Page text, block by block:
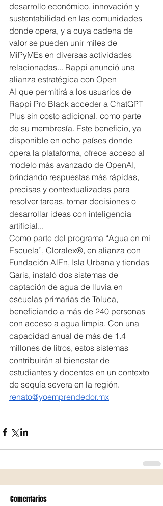
desarrollo económico, innovación y
sustentabilidad en las comunidades
donde opera, y a cuya cadena de
valor se pueden unir miles de
MiPyMEs en diversas actividades
relacionadas... Rappi anunció una
alianza estratégica con Open
AI que permitirá a los usuarios de
Rappi Pro Black acceder a ChatGPT
Plus sin costo adicional, como parte
de su membresía. Este beneficio, ya
disponible en ocho países donde
opera la plataforma, ofrece acceso al
modelo más avanzado de OpenAI,
brindando respuestas más rápidas,
precisas y contextualizadas para
resolver tareas, tomar decisiones o
desarrollar ideas con inteligencia
artificial...
Como parte del programa “Agua en mi
Escuela”, Cloralex®, en alianza con
Fundación AlEn, Isla Urbana y tiendas
Garis, instaló dos sistemas de
captación de agua de lluvia en
escuelas primarias de Toluca,
beneficiando a más de 240 personas
con acceso a agua limpia. Con una
capacidad anual de más de 1.4
millones de litros, estos sistemas
contribuirán al bienestar de
estudiantes y docentes en un contexto
de sequía severa en la región.
renato@yoemprendedor.mx
Comentarios